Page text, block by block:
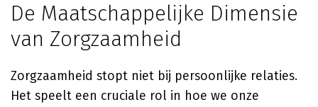
De Maatschappelijke Dimensie
van Zorgzaamheid
Zorgzaamheid stopt niet bij persoonlijke relaties.
Het speelt een cruciale rol in hoe we onze